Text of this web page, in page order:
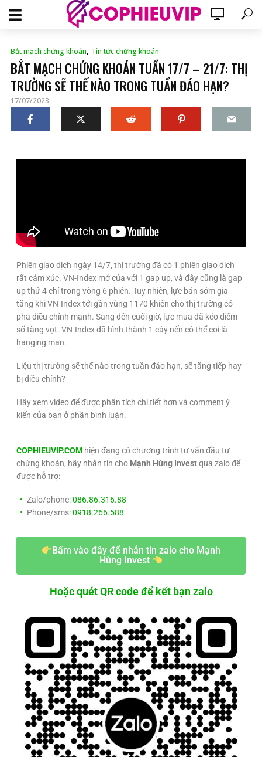
Bắt mạch chứng khoán, Tin tức chứng khoán
BẮT MẠCH CHỨNG KHOÁN TUẦN 17/7 – 21/7: THỊ
TRƯỜNG SẼ THẾ NÀO TRONG TUẦN ĐÁO HẠN?
17/07/2023
Phiên giao dịch ngày 14/7, thị trường đã có 1 phiên giao dịch
rất cảm xúc. VN-Index mở của với 1 gap up, và đây cũng là gap
up thứ 4 chỉ trong vòng 6 phiên. Tuy nhiên, lực bán sớm gia
tăng khi VN-Index tới gần vùng 1170 khiến cho thị trường có
pha điều chỉnh mạnh. Sang đến cuối giờ, lực mua đã kéo điểm
số tăng vọt. VN-Index đã hình thành 1 cây nến có thể coi là
hanging man.
Liệu thị trường sẽ thế nào trong tuần đáo hạn, sẽ tăng tiếp hay
bị điều chỉnh?
Hãy xem video để được phân tích chi tiết hơn và comment ý
kiến của bạn ở phần bình luận.
COPHIEUVIP.COM hiện đang có chương trình tư vấn đầu tư
chứng khoán, hãy nhắn tin cho Mạnh Hùng Investqua zalo để
được hỗ trợ:
Zalo/phone:086.86.316.88
Phone/sms:0918.266.588
Bấm vào đây để nhắn tin zalo cho Mạnh
Hùng Invest
Hoặc quét QR code để kết bạn zalo